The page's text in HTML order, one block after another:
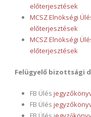
előterjesztések
MCSZ Elnökségi
előterjesztések
MCSZ Elnökségi
előterjesztések
Felügyelő bizottsági
FB Ülés
FB Ülés